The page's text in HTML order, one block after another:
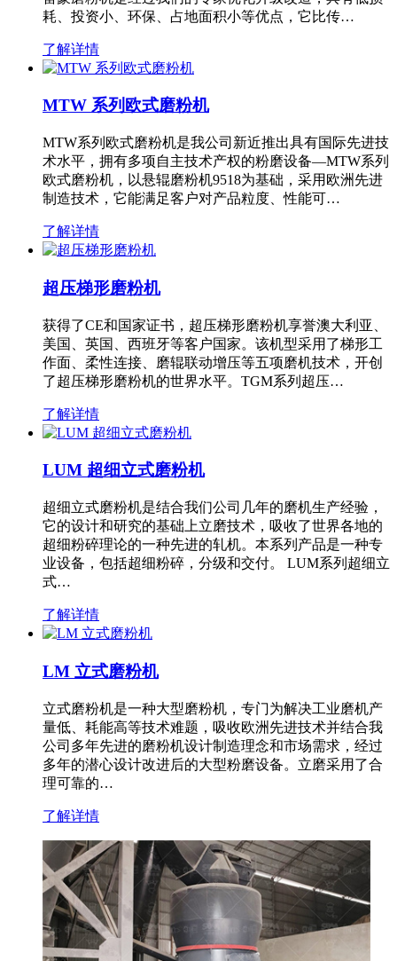
耗、投资小、环保、占地面积小等优点，它比传…
了解详情
MTW 系列欧式磨粉机
MTW系列欧式磨粉机是我公司新近推出具有国际先进技
术水平，拥有多项自主技术产权的粉磨设备—MTW系列
欧式磨粉机，以悬辊磨粉机9518为基础，采用欧洲先进
制造技术，它能满足客户对产品粒度、性能可…
了解详情
超压梯形磨粉机
获得了CE和国家证书，超压梯形磨粉机享誉澳大利亚、
美国、英国、西班牙等客户国家。该机型采用了梯形工
作面、柔性连接、磨辊联动增压等五项磨机技术，开创
了超压梯形磨粉机的世界水平。TGM系列超压…
了解详情
LUM 超细立式磨粉机
超细立式磨粉机是结合我们公司几年的磨机生产经验，
它的设计和研究的基础上立磨技术，吸收了世界各地的
超细粉碎理论的一种先进的轧机。本系列产品是一种专
业设备，包括超细粉碎，分级和交付。 LUM系列超细立
式…
了解详情
LM 立式磨粉机
立式磨粉机是一种大型磨粉机，专门为解决工业磨机产
量低、耗能高等技术难题，吸收欧洲先进技术并结合我
公司多年先进的磨粉机设计制造理念和市场需求，经过
多年的潜心设计改进后的大型粉磨设备。立磨采用了合
理可靠的…
了解详情